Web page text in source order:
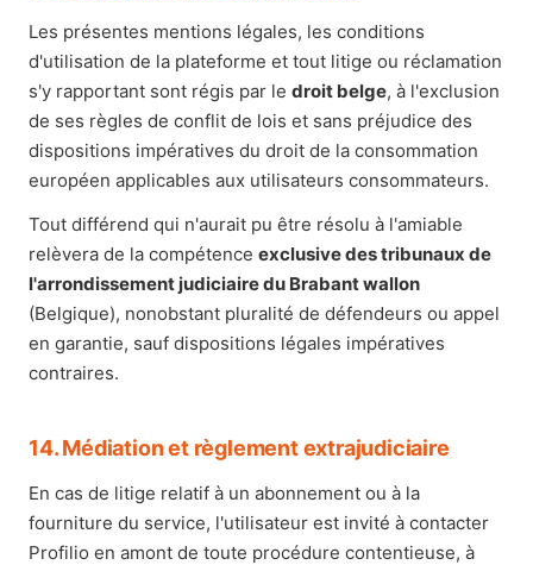
Les présentes mentions légales, les conditions
d'utilisation de la plateforme et tout litige ou réclamation
s'y rapportant sont régis par le droit belge, à l'exclusion
de ses règles de conflit de lois et sans préjudice des
dispositions impératives du droit de la consommation
européen applicables aux utilisateurs consommateurs.
Tout différend qui n'aurait pu être résolu à l'amiable
relèvera de la compétence exclusive des tribunaux de
l'arrondissement judiciaire du Brabant wallon
(Belgique), nonobstant pluralité de défendeurs ou appel
en garantie, sauf dispositions légales impératives
contraires.
14. Médiation et règlement extrajudiciaire
En cas de litige relatif à un abonnement ou à la
fourniture du service, l'utilisateur est invité à contacter
Profilio en amont de toute procédure contentieuse, à